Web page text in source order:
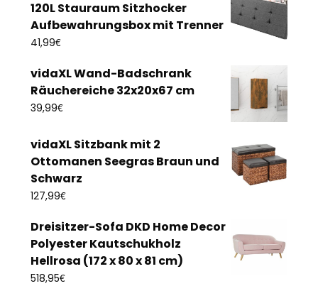
120L Stauraum Sitzhocker
Aufbewahrungsbox mit Trenner
41,99€
vidaXL Wand-Badschrank
Räuchereiche 32x20x67 cm
39,99€
vidaXL Sitzbank mit 2
Ottomanen Seegras Braun und
Schwarz
127,99€
Dreisitzer-Sofa DKD Home Decor
Polyester Kautschukholz
Hellrosa (172 x 80 x 81 cm)
518,95€